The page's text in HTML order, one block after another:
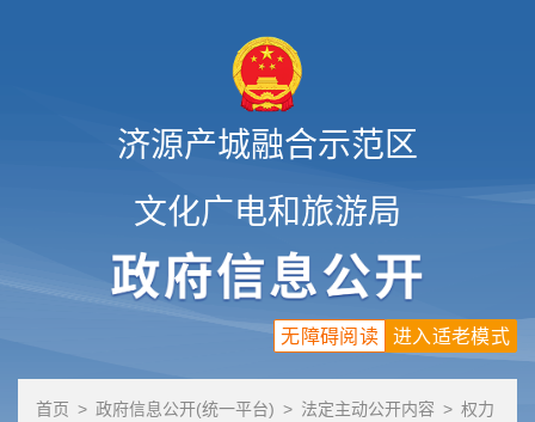
济源产城融合示范区
文化广电和旅游局
进入适老模式
无障碍阅读
首页 > 政府信息公开(统一平台) > 法定主动公开内容 > 权力